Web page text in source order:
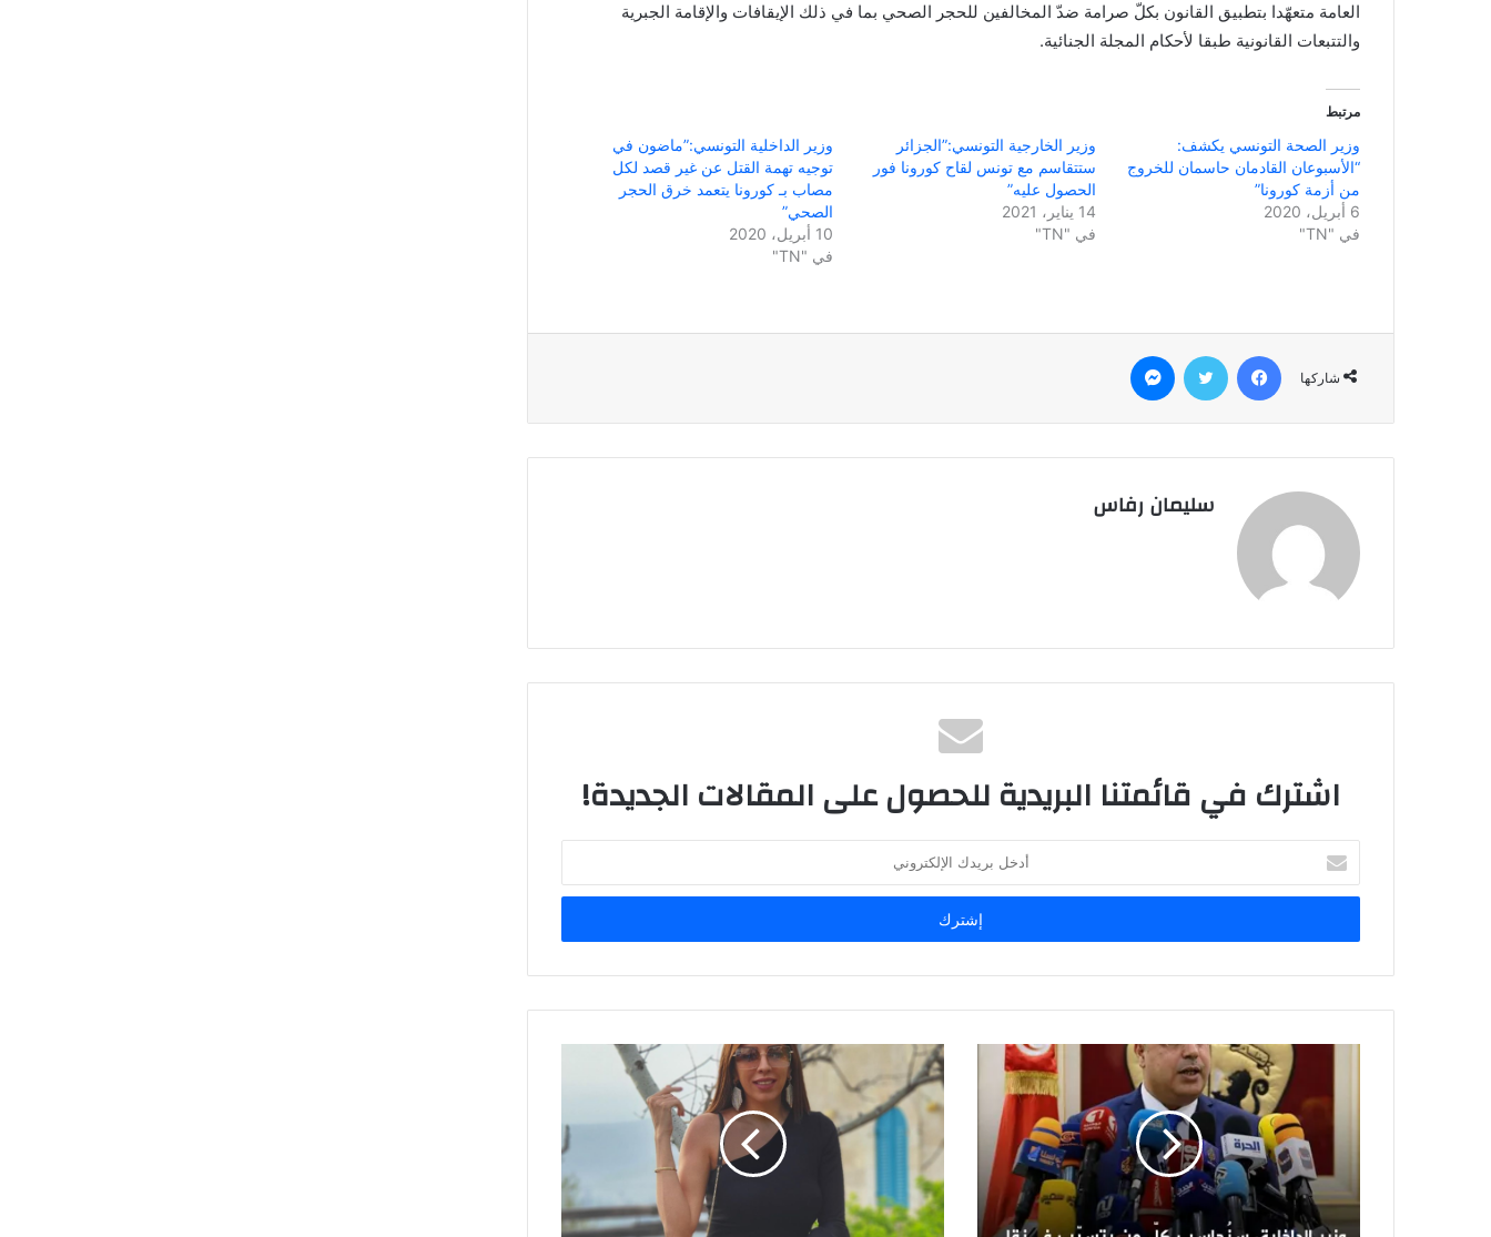
العامة متعهّدا بتطبيق القانون بكلّ صرامة ضدّ المخالفين للحجر الصحي بما في ذلك الإيقافات والإقامة الجبرية
والتتبعات القانونية طبقا لأحكام المجلة الجنائية.
مرتبط
وزير الصحة التونسي يكشف:
“الأسبوعان القادمان حاسمان للخروج
من أزمة كورونا”
6 أبريل، 2020
في "TN"
وزير الخارجية التونسي:”الجزائر
ستتقاسم مع تونس لقاح كورونا فور
الحصول عليه”
14 يناير، 2021
في "TN"
وزير الداخلية التونسي:”ماضون في
توجيه تهمة القتل عن غير قصد لكل
مصاب بـ كورونا يتعمد خرق الحجر
الصحي”
10 أبريل، 2020
في "TN"
شاركها
سليمان رفاس
اشترك في قائمتنا البريدية للحصول على المقالات الجديدة!
خ
ب
د
ر